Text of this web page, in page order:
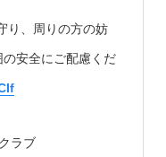
り、周りの方の妨
安全にご配慮くだ
ラブ